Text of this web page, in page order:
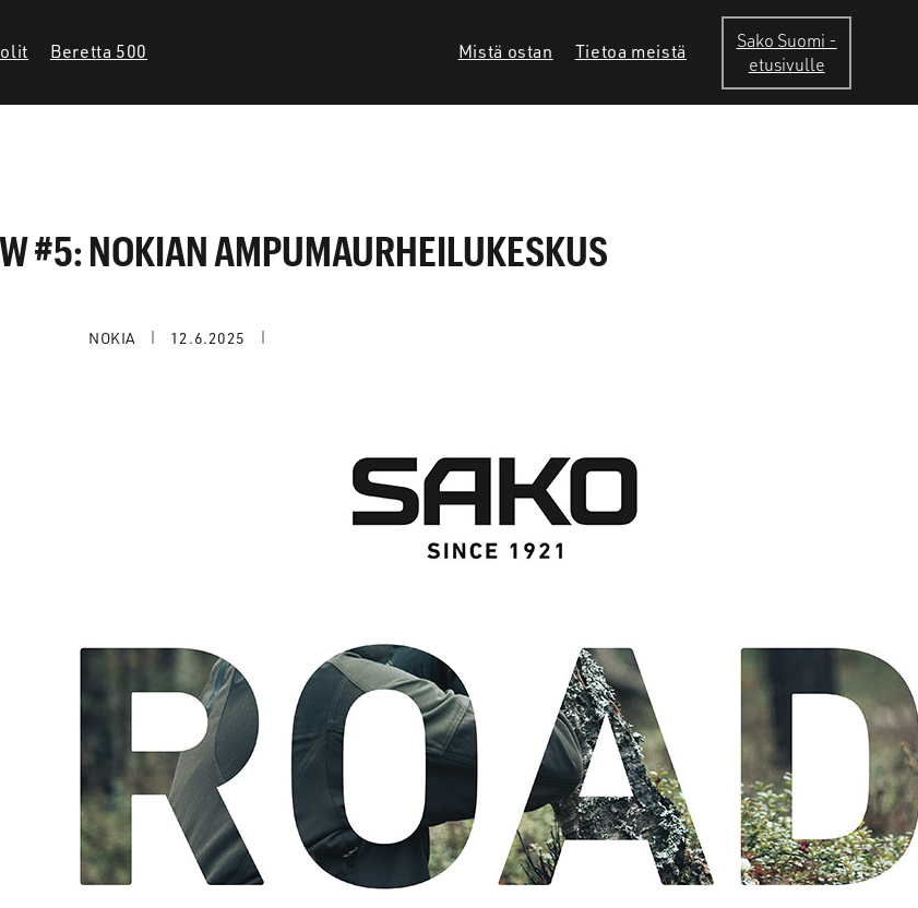
Beretta 500 Mistä ostan Tietoa meistä
Sako Suomi -
etusivulle
#5: NOKIAN AMPUMAURHEILUKESKUS
NOKIA 12.6.2025